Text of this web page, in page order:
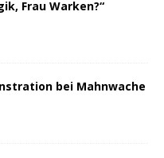
Frau Warken?“
bei Mahnwache